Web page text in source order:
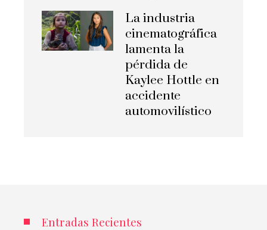
La industria
cinematográfica
lamenta la
pérdida de
Kaylee Hottle en
accidente
automovilístico
Entradas Recientes